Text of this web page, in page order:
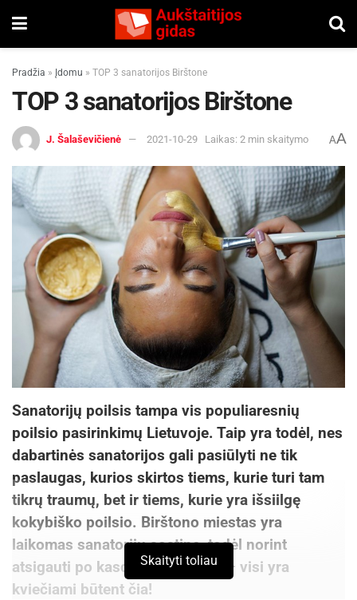
Pradžia » Įdomu » TOP 3 sanatorijos Birštone
TOP 3 sanatorijos Birštone
J. Šalaševičienė 2021-10-29 Laikas: 2 min skaitymo AA
Sanatorijų poilsis tampa vis populiaresnių
poilsio pasirinkimų Lietuvoje. Taip yra todėl, nes
dabartinės sanatorijos gali pasiūlyti ne tik
paslaugas, kurios skirtos tiems, kurie turi tam
tikrų traumų, bet ir tiems, kurie yra išsiilgę
kokybiško poilsio. Birštono miestas yra
laikomas sanatorijų sostine, todėl norint
atsigauti po kasdieniškų darbų – visi yra
kviečiami būtent čia!
Skaityti toliau